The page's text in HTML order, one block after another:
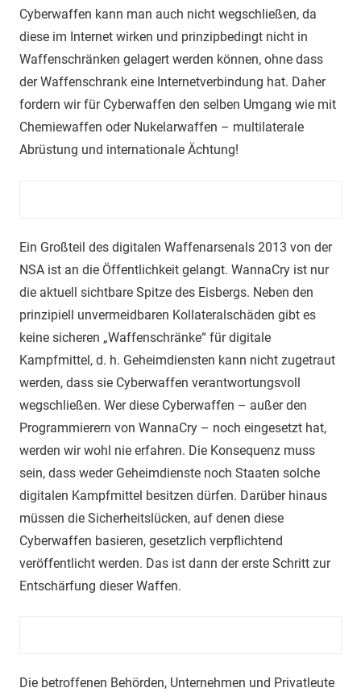
Cyberwaffen kann man auch nicht wegschließen, da
diese im Internet wirken und prinzipbedingt nicht in
Waffenschränken gelagert werden können, ohne dass
der Waffenschrank eine Internetverbindung hat. Daher
fordern wir für Cyberwaffen den selben Umgang wie mit
Chemiewaffen oder Nukelarwaffen – multilaterale
Abrüstung und internationale Ächtung!
Ein Großteil des digitalen Waffenarsenals 2013 von der
NSA ist an die Öffentlichkeit gelangt. WannaCry ist nur
die aktuell sichtbare Spitze des Eisbergs. Neben den
prinzipiell unvermeidbaren Kollateralschäden gibt es
keine sicheren „Waffenschränke“ für digitale
Kampfmittel, d. h. Geheimdiensten kann nicht zugetraut
werden, dass sie Cyberwaffen verantwortungsvoll
wegschließen. Wer diese Cyberwaffen – außer den
Programmierern von WannaCry – noch eingesetzt hat,
werden wir wohl nie erfahren. Die Konsequenz muss
sein, dass weder Geheimdienste noch Staaten solche
digitalen Kampfmittel besitzen dürfen. Darüber hinaus
müssen die Sicherheitslücken, auf denen diese
Cyberwaffen basieren, gesetzlich verpflichtend
veröffentlicht werden. Das ist dann der erste Schritt zur
Entschärfung dieser Waffen.
Die betroffenen Behörden, Unternehmen und Privatleute